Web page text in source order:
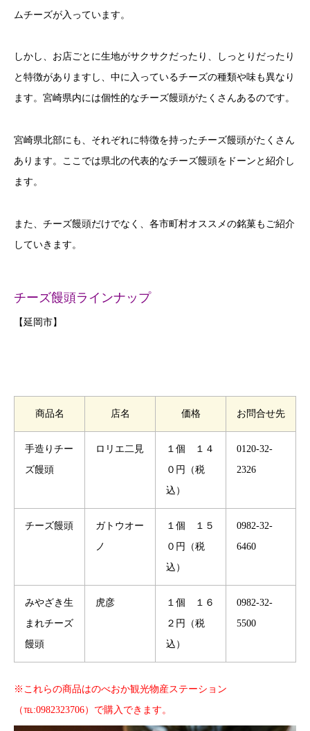
ムチーズが入っています。
しかし、お店ごとに生地がサクサクだったり、しっとりだったり
と特徴がありますし、中に入っているチーズの種類や味も異なり
ます。宮崎県内には個性的なチーズ饅頭がたくさんあるのです。
宮崎県北部にも、それぞれに特徴を持ったチーズ饅頭がたくさん
あります。ここでは県北の代表的なチーズ饅頭をドーンと紹介し
ます。
また、チーズ饅頭だけでなく、各市町村オススメの銘菓もご紹介
していきます。
チーズ饅頭ラインナップ
【延岡市】
商品名 店名 価格 お問合せ先
手造りチー
ズ饅頭
ロリエ二見
１個 １４
０円（税
込）
0120-32-
2326
チーズ饅頭
ガトウオー
ノ
１個 １５
０円（税
込）
0982-32-
6460
みやざき生
まれチーズ
饅頭
虎彦
１個 １６
２円（税
込）
0982-32-
5500
※これらの商品はのべおか観光物産ステーション
（℡:0982323706）で購入できます。